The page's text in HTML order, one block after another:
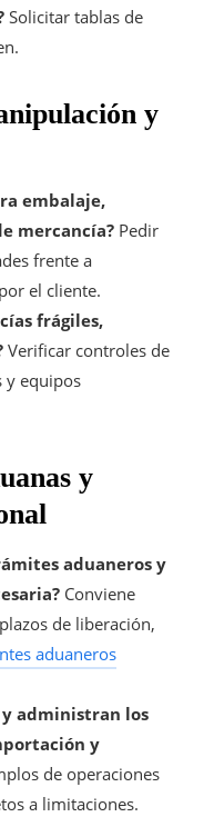
Solicitar tablas de
y
embalaje,
mercancía? Pedir
frente a
el cliente.
frágiles,
Verificar controles de
y equipos
y
aduaneros y
Conviene
de liberación,
aduaneros
administran los
y
de operaciones
a limitaciones.